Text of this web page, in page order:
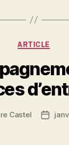
ARTICLE
Castel
Date